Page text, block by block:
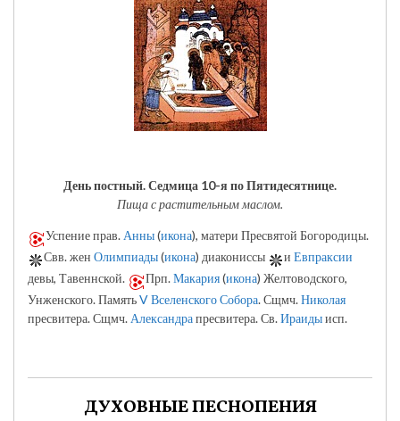
День постный.Седмица 10-я по Пятидесятнице.
Пища с растительным маслом.
Успение прав. Анны(икона), матери Пресвятой Богородицы.
Свв. жен Олимпиады(икона) диакониссы и Евпраксии
девы, Тавеннской.
Прп.Макария(икона) Желтоводского,
Унженского. ПамятьV Вселенского Собора. Сщмч.Николая
пресвитера. Сщмч. Александрапресвитера. Св.Ираидыисп.
ДУХОВНЫЕ ПЕСНОПЕНИЯ